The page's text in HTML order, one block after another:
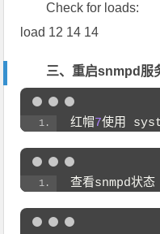
Check for loads:
load 12 14 14
三、重启snmpd服
红帽7使用
查看snmpd